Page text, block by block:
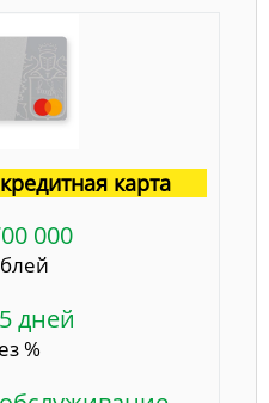
карта
000
дней
%